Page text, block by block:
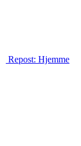
Repost: Hjemme